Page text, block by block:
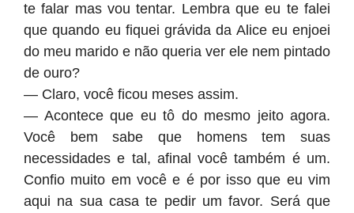
te falar mas vou tentar. Lembra que eu te falei
que quando eu fiquei grávida da Alice eu enjoei
do meu marido e não queria ver ele nem pintado
de ouro?
— Claro, você ficou meses assim.
— Acontece que eu tô do mesmo jeito agora.
Você bem sabe que homens tem suas
necessidades e tal, afinal você também é um.
Confio muito em você e é por isso que eu vim
aqui na sua casa te pedir um favor. Será que